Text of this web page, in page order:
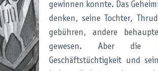
gewinnen konnte. Das
denken, seine Tochter,
gebühren, andere
gewesen. Aber die
Geschäftstüchtigkeit und